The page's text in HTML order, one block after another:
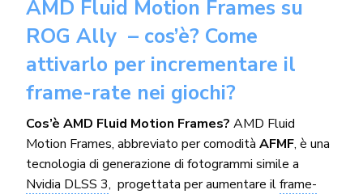
AMD Fluid Motion Frames su
ROG Ally – cos’è? Come
attivarlo per incrementare il
frame-rate nei giochi?
Cos’è AMD Fluid Motion Frames? AMD Fluid
Motion Frames, abbreviato per comoditàAFMF, è una
tecnologia di generazione di fotogrammi simile a
Nvidia DLSS 3, progettata per aumentare ilframe-